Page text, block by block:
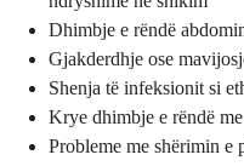
Dhimbje e rëndë
Gjakderdhje ose
Shenja të infeksionit si
Krye dhimbje e rëndë
Probleme me shërimin e